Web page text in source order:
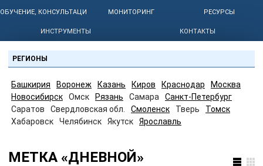
ОБУЧЕНИЕ, КОНСУЛЬТАЦИИ МОНИТОРИНГ РЕСУРСЫ
ИНСТРУМЕНТЫ КОНТАКТЫ
РЕГИОНЫ
Башкирия Воронеж Казань Киров Краснодар
Москва
Новосибирск
Омск Рязань Самара
Санкт-Петербург
Саратов
Свердловская обл. Смоленск Тверь
Томск
Хабаровск
Челябинск Якутск Ярославль
МЕТКА «ДНЕВНОЙ»